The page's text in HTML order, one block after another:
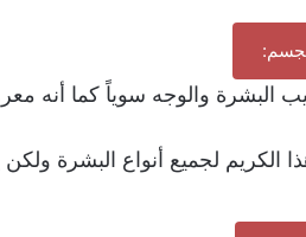
البشرة والوجه سوياً كما أنه
الكريم لجميع أنواع البشرة